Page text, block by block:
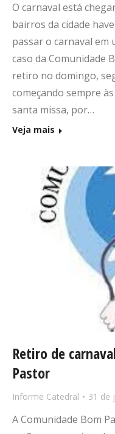
O carnaval está
bairros da cidade
passar o carnaval em
caso da Comunidade
retiro no domingo,
começando sempre
santa missa, por…
Veja mais
Retiro de
Pastor
Informe Catedral 31 de
A Comunidade Bom